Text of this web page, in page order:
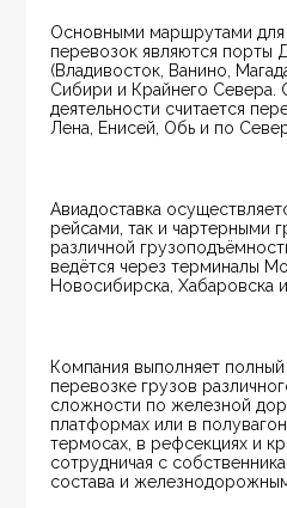
Основными маршрутами
перевозок являются порты
(Владивосток, Ванино,
Сибири и Крайнего Севера.
деятельности считается
Лена, Енисей, Обь и по
Авиадоставка
рейсами, так и чартерными
различной
ведётся через терминалы
Новосибирска, Хабаровска
Компания выполняет
перевозке грузов
сложности по железной
платформах или в
термосах, в рефсекциях и
сотрудничая с
состава и